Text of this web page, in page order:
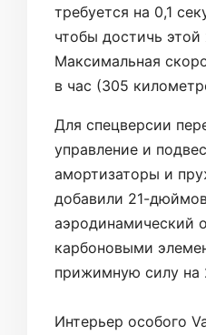
требуется на 0,1
чтобы достичь
Максимальная
в час (305
Для спецверсии
управление и
амортизаторы и
добавили 21-
аэродинамический
карбоновыми
прижимную силу на
Интерьер особого